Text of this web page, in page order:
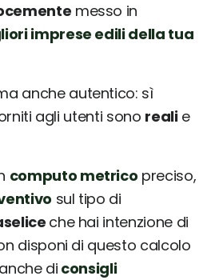
messo in
imprese edili della tua
anche autentico: sì
agli utenti sono realie
computo metrico preciso,
sul tipo di
che hai intenzione di
disponi di questo calcolo
di consigli